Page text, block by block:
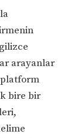
arayanlar
platform
bire bir